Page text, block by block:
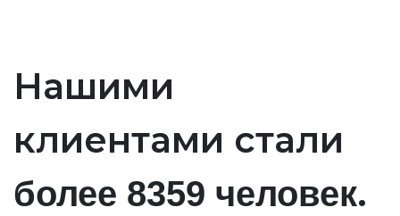
Нашими
клиентами стали
более 8359 человек.